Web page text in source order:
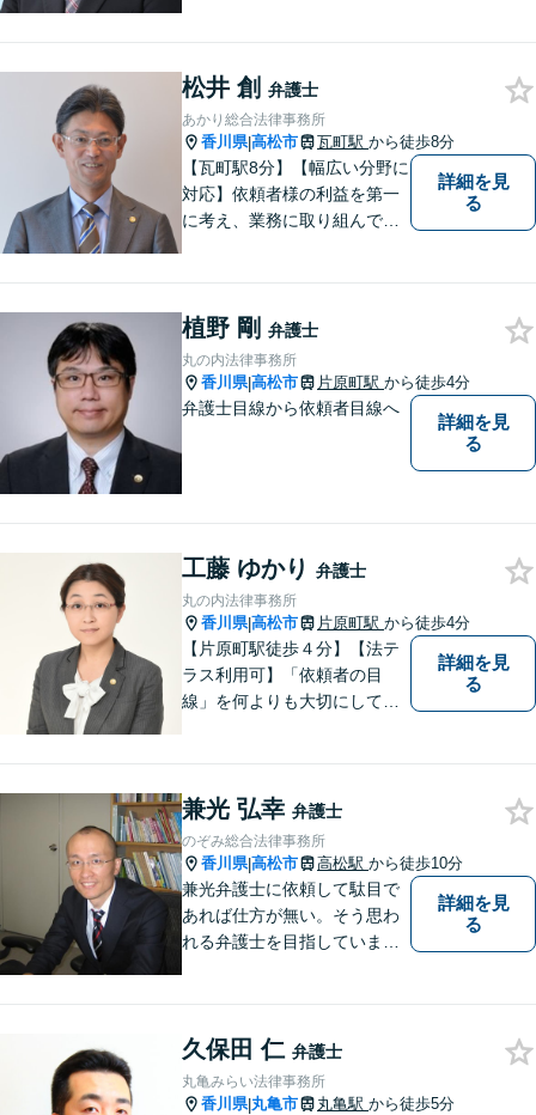
松井 創 弁護士
あかり総合法律事務所
香川県|高松市 瓦町駅 から徒歩8分
【瓦町駅8分】【幅広い分野に
対応】依頼者様の利益を第一
に考え、業務に取り組んでお
事件・交通事故・不動産問題
など幅広く対応。即日対応も
可能。まずはお気軽にご相談
ください。
詳細を見
る
植野 剛 弁護士
丸の内法律事務所
香川県|高松市 片原町駅 から徒歩4分
弁護士目線から依頼者目線へ
詳細を見
る
工藤 ゆかり 弁護士
丸の内法律事務所
香川県|高松市 片原町駅 から徒歩4分
【片原町駅徒歩４分】【法テ
ラス利用可】「依頼者の目
線」を何よりも大切にしてい
頂ける事件解決を目指して参
ります。【当日／夜間／休日
対応可】お気軽にご相談くだ
さい。
詳細を見
る
兼光 弘幸 弁護士
のぞみ総合法律事務所
香川県|高松市 高松駅 から徒歩10分
兼光弁護士に依頼して駄目で
あれば仕方が無い。そう思わ
れる弁護士を目指していま
詳細を見
る
久保田 仁 弁護士
丸亀みらい法律事務所
香川県|丸亀市 丸亀駅 から徒歩5分